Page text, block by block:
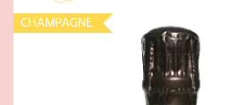
CHAMPAGNE
Doporučujeme